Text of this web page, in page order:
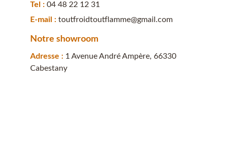
E-mail : toutfroidtoutflamme@gmail.com
Tel : 04 48 22 12 31
Adresse : 1 Avenue André Ampère, 66330
Cabestany
Notre showroom